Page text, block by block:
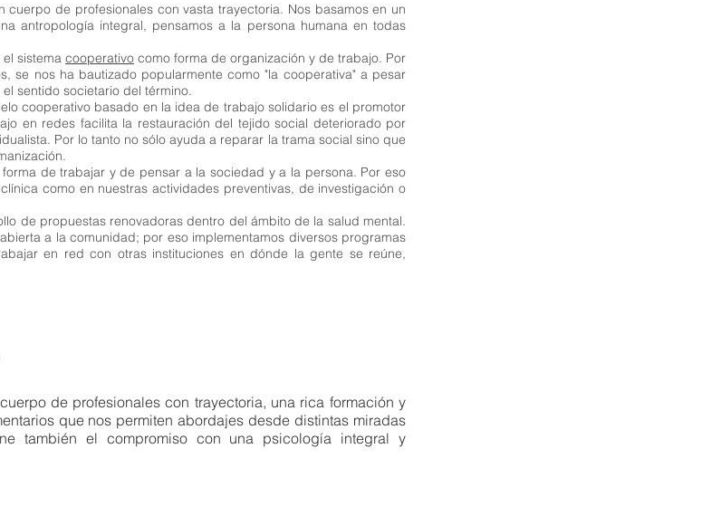
cuerpo de profesionales con vasta trayectoria. Nos basamos en un
antropología integral, pensamos a la persona humana en todas
sistema cooperativo como forma de organización y de trabajo. Por
se nos ha bautizado popularmente como "la cooperativa" a pesar
sentido societario del término.
cooperativo basado en la idea de trabajo solidario es el promotor
en redes facilita la restauración del tejido social deteriorado por
Por lo tanto no sólo ayuda a reparar la trama social sino que
de trabajar y de pensar a la sociedad y a la persona. Por eso
como en nuestras actividades preventivas, de investigación o
de propuestas renovadoras dentro del ámbito de la salud mental.
a la comunidad; por eso implementamos diversos programas
en red con otras instituciones en dónde la gente se reúne,
de profesionales con trayectoria, una rica formación y
que nos permiten abordajes desde distintas miradas
también el compromiso con una psicología integral y